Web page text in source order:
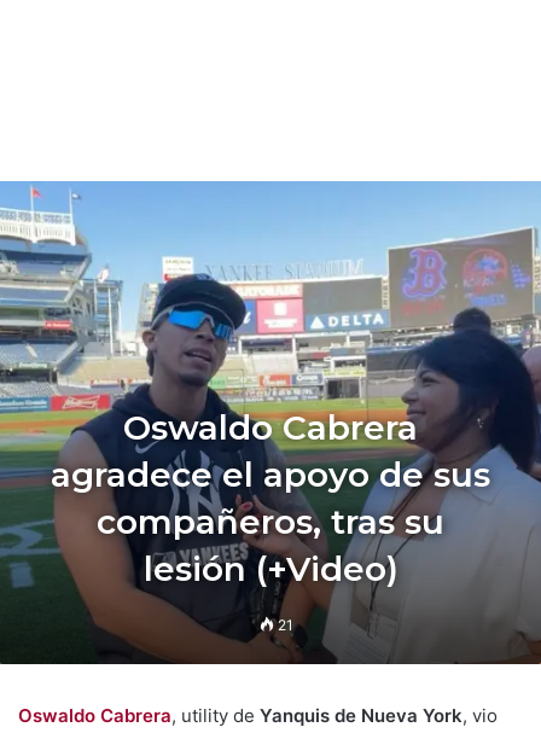
Oswaldo Cabrera
agradece el apoyo de sus
compañeros, tras su
lesión (+Video)
21
Oswaldo Cabrera, utility de Yanquis de Nueva York, vio